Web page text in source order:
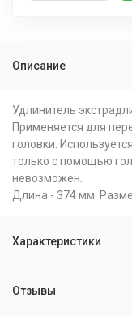
Описание
Удлинитель
Применяется для
головки.
только с помощью
невозможен.
Длина - 374 мм.
Характеристики
Отзывы